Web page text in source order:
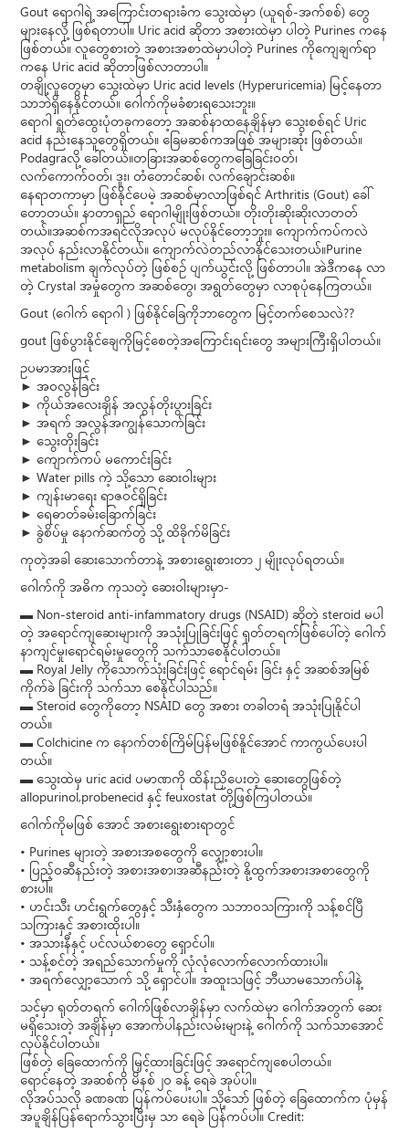
Gout ရောဂါရဲ့ အကြောင်းတရားခံက သွေးထဲမှာ (ယူရစ်-အက်စစ်) တွေ
များနေလို့ ဖြစ်ရတာပါ။ Uric acid ဆိုတာ အစားထဲမှာ ပါတဲ့ Purines ကနေ
ဖြစ်တယ်။ လူတွေစားတဲ့ အစားအစာထဲမှာပါတဲ့ Purines ကိုကျေချက်ရာ
ကနေ Uric acid ဆိုတာဖြစ်လာတာပါ။
တချို့လူတွေမှာ သွေးထဲမှာ Uric acid levels (Hyperuricemia) မြင့်နေတာ
သာဘဲရှိနေနိုင်တယ်။ ဂေါက်ကိုမခံစားရသေးဘူး။
ရောဂါ ရှုတ်ထွေးပုံတခုကတော့ အဆစ်နာထနေချိန်မှာ သွေးစစ်ရင် Uric
acid နည်းနေသူတွေရှိတယ်။ ခြေမဆစ်ကအဖြစ် အများဆုံး ဖြစ်တယ်။
Podagraလို့ ခေါ်တယ်။တခြားအဆစ်တွေကခြေခြင်းဝတ်၊
လက်ကောက်ဝတ်၊ ဒူး၊ တံတောင်ဆစ်၊ လက်ချောင်းဆစ်။
နေရာတကာမှာ ဖြစ်နိုင်ပေမဲ့ အဆစ်မှာလာဖြစ်ရင် Arthritis (Gout) ခေါ်
တော့တယ်။ နာတာရှည် ရောဂါမျိုးဖြစ်တယ်။ တိုးတိုးဆိုးဆိုးလာတတ်
တယ်။အဆစ်ကအရင်လိုအလုပ် မလုပ်နိုင်တော့ဘူး။ ကျောက်ကပ်ကလဲ
အလုပ် နည်းလာနိုင်တယ်။ ကျောက်လဲတည်လာနိုင်သေးတယ်။Purine
metabolism ချက်လုပ်တဲ့ ဖြစ်စဉ် ပျက်ယွင်းလို့ ဖြစ်တာပါ။ အဲဒီကနေ လာ
တဲ့ Crystal အမှုံတွေက အဆစ်တွေ၊ အရွတ်တွေမှာ လာစုပုံနေကြတယ်။
Gout (ဂေါက် ရောဂါ ) ဖြစ်နိုင်ခြေကိုဘာတွေက မြင့်တက်စေသလဲ??
gout ဖြစ်ပွားနိုင်ချေကိုမြင့်စေတဲ့အကြောင်းရင်းတွေ အများကြီးရှိပါတယ်။
ဥပမာအားဖြင့်
► အဝလွန်ခြင်း
► ကိုယ်အလေးချိန် အလွန်တိုးပွားခြင်း
► အရက် အလွန်အကျွန်သောက်ခြင်း
► သွေးတိုးခြင်း
► ကျောက်ကပ် မကောင်းခြင်း
► Water pills ကဲ့ သို့သော ဆေးဝါးများ
► ကျန်းမာရေး ရာဇဝင်ရှိခြင်း
► ရေဓာတ်ခမ်းခြောက်ခြင်း
► ခွဲစိပ်မှု နောက်ဆက်တွဲ သို့ ထိခိုက်မိခြင်း
ကုတဲ့အခါ ဆေးသောက်တာနဲ့ အစားရွေးစားတာ ၂ မျိုးလုပ်ရတယ်။
ဂေါက်ကို အဓိက ကုသတဲ့ ဆေးဝါးများမှာ-
▬ Non-steroid anti-infammatory drugs (NSAID) ဆိုတဲ့ steroid မပါ
တဲ့ အရောင်ကျဆေးများကို အသုံးပြုခြင်းဖြင့် ရုတ်တရက်ဖြစ်ပေါ်တဲ့ ဂေါက်
နာကျင်မှု၊ရောင်ရမ်းမှုတွေကို သက်သာစေနိုင်ပါတယ်။
▬ Royal Jelly ကိုသောက်သုံးခြင်းဖြင့် ရောင်ရမ်း ခြင်း နှင့် အဆစ်အမြစ်
ကိုက်ခဲ ခြင်းကို သက်သာ စေနိုင်ပါသည်။
▬ Steroid တွေကိုတော့ NSAID တွေ အစား တခါတရံ အသုံးပြုနိုင်ပါ
တယ်။
▬ Colchicine က နောက်တစ်ကြိမ်ပြန်မဖြစ်နိူင်အောင် ကာကွယ်ပေးပါ
တယ်။
▬ သွေးထဲမှ uric acid ပမာဏကို ထိန်းညှိပေးတဲ့ ဆေးတွေဖြစ်တဲ့
allopurinol,probenecid နှင့် feuxostat တို့ဖြစ်ကြပါတယ်။
ဂေါက်ကိုမဖြစ် အောင် အစားရွေးစားရာတွင်
• Purines များတဲ့ အစားအစတွေကို လျှော့စားပါ။
• ပြည့်ဝဆီနည်းတဲ့ အစားအစာ၊အဆီနည်းတဲ့ နို့ထွက်အစားအစာတွေကို
စားပါ။
• ဟင်းသီး ဟင်းရွက်တွေနှင့် သီးနှံတွေက သဘာဝသကြားကို သန့်စင်ပြီ
သကြားနှင့် အစားထိုးပါ။
• အသားနီနှင့် ပင်လယ်စာတွေ ရှောင်ပါ။
• သန့်စင်တဲ့ အရည်သောက်မှုကို လုံလုံလောက်လောက်ထားပါ။
• အရက်လျှော့သောက် သို့ ရှောင်ပါ။ အထူးသဖြင့် ဘီယာမသောက်ပါနဲ့
သင့်မှာ ရုတ်တရက် ဂေါက်ဖြစ်လာချိန်မှာ လက်ထဲမှာ ဂေါက်အတွက် ဆေး
မရှိသေးတဲ့ အချိန်မှာ အောက်ပါနည်းလမ်းများနဲ့ ဂေါက်ကို သက်သာအောင်
လုပ်နိုင်ပါတယ်။
ဖြစ်တဲ့ ခြေထောက်ကို မြှင့်ထားခြင်းဖြင့် အရောင်ကျစေပါတယ်။
ရောင်နေတဲ့ အဆစ်ကို မိနစ် ၂၀ ခန့် ရေခဲ အုပ်ပါ။
လိုအပ်သလို ခဏခဏ ပြန်ကပ်ပေးပါ။ သို့သော် ဖြစ်တဲ့ ခြေထောက်က ပုံမှန်
အပူချိန်ပြန်ရောက်သွားပြီးမှ သာ ရေခဲ ပြန်ကပ်ပါ။ Credit: